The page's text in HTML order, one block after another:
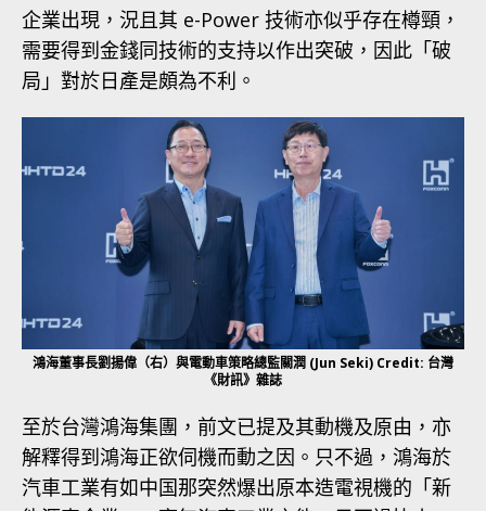
企業出現，況且其 e-Power 技術亦似乎存在樽頸，
需要得到金錢同技術的支持以作出突破，因此「破
局」對於日產是頗為不利。
鴻海董事長劉揚偉（右）與電動車策略總監關潤 (Jun Seki) Credit: 台灣
《財訊》雜誌
至於台灣鴻海集團，前文已提及其動機及原由，亦
解釋得到鴻海正欲伺機而動之因。只不過，鴻海於
汽車工業有如中国那突然爆出原本造電視機的「新